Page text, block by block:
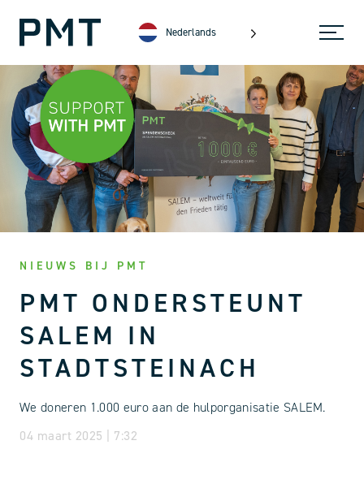
Nederlands
NIEUWS BIJ PMT
PMT ONDERSTEUNT
SALEM IN
STADTSTEINACH
We doneren 1.000 euro aan de hulporganisatie SALEM.
04 maart 2025 | 7:32